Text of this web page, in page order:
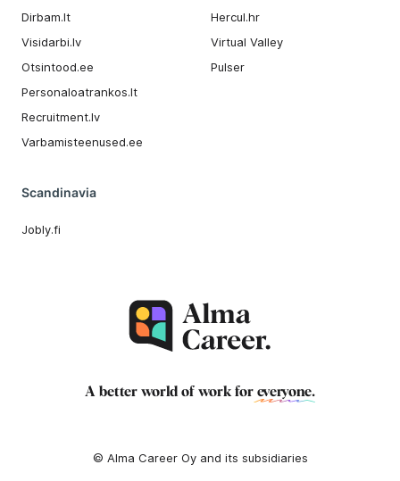
Dirbam.It
Visidarbi.lv
Otsintood.ee
Personaloatrankos.lt
Recruitment.lv
Varbamisteenused.ee
Hercul.hr
Virtual Valley
Pulser
Scandinavia
Jobly.fi
A better world of work for everyone.
© Alma Career Oy and its subsidiaries